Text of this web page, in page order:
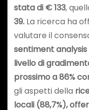
stata di € 133,
39.La ricerca ha
valutare il
sentiment analysis
livello di
prossimo a 86%
gli aspetti della
locali (88,7%),